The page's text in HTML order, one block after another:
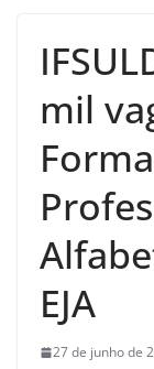
mil
EJA
27 de junho de